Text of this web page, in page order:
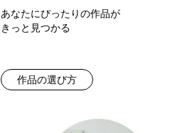
あなたにぴったりの作品が
きっと見つかる
作品の選び方